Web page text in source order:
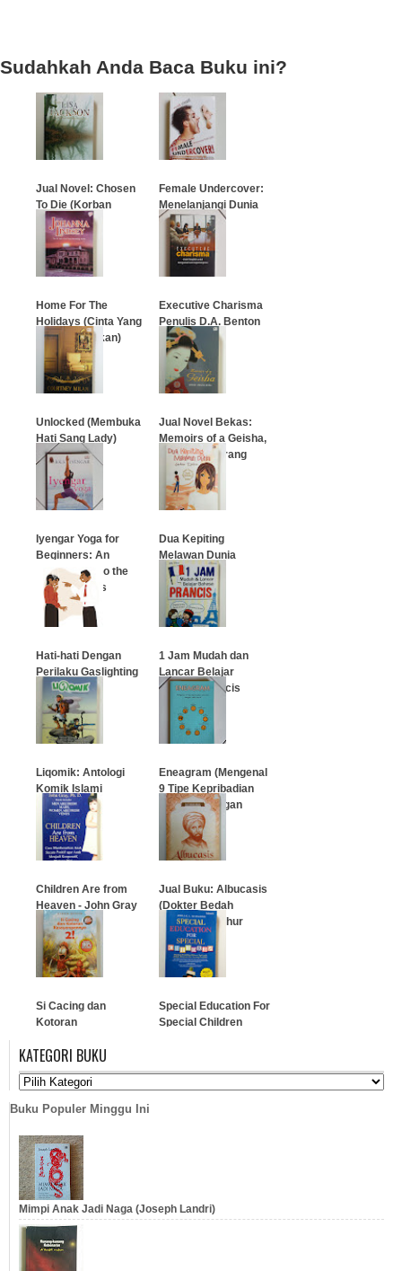
Sudahkah Anda Baca Buku ini?
Jual Novel: Chosen
To Die (Korban
Terpilih)
…
Female Undercover:
Menelanjangi Dunia
Lelaki
Home For The
Holidays (Cinta Yang
Menyembuhkan)
…
Executive Charisma
Penulis D.A. Benton
…
Unlocked (Membuka
Hati Sang Lady)
Jual Novel Bekas:
Memoirs of a Geisha,
Memoar Seorang
Geisha
…
Iyengar Yoga for
Beginners: An
Introduction to the
classic poses
Dua Kepiting
Melawan Dunia
…
Hati-hati Dengan
Perilaku Gaslighting
…
1 Jam Mudah dan
Lancar Belajar
Bahasa Prancis
Liqomik: Antologi
Komik Islami
…
Eneagram (Mengenal
9 Tipe Kepribadian
Manusia dengan
Lebih Asyik)
Children Are from
Heaven - John Gray
PhD
…
Jual Buku: Albucasis
(Dokter Bedah
Muslim Masyhur
Abad Ke-10)
…
Si Cacing dan
Kotoran
…
Special Education For
Special Children
KATEGORI BUKU
Buku Populer Minggu Ini
Mimpi Anak Jadi Naga (Joseph Landri)